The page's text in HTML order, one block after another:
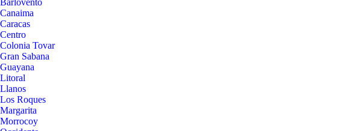
Barlovento
Canaima
Caracas
Centro
Colonia Tovar
Gran Sabana
Guayana
Litoral
Llanos
Los Roques
Margarita
Morrocoy